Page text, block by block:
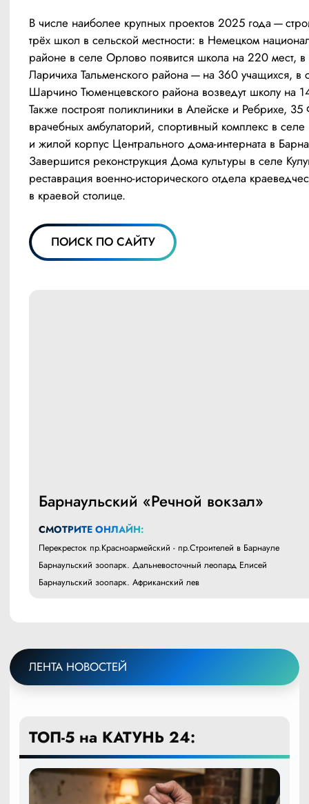
В числе наиболее крупных проектов 2025 года —
трёх школ в сельской местности: в Немецком
районе в селе Орлово появится школа на 220 мест, в
Ларичиха Тальменского района — на 360 учащихся, в
Шарчино Тюменцевского района возведут школу на
Также построят поликлиники в Алейске и Ребрихе,
врачебных амбулаторий, спортивный комплекс в
и жилой корпус Центрального дома-интерната в
Завершится реконструкция Дома культуры в селе
реставрация военно-исторического отдела
в краевой столице.
ПОИСК ПО САЙТУ
Барнаульский «Речной вокзал»
СМОТРИТЕ ОНЛАЙН:
Перекресток пр.Красноармейский - пр.Строителей в Барнауле
Барнаульский зоопарк. Дальневосточный леопард Елисей
Барнаульский зоопарк. Африканский лев
ЛЕНТА НОВОСТЕЙ
ТОП-5 на КАТУНЬ 24: